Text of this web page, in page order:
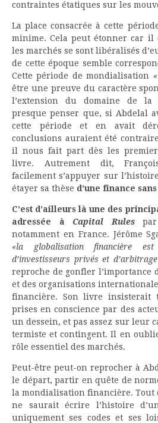
contraintes étatiques sur les
La place consacrée à cette
minime. Cela peut étonner car il
les marchés se sont libéralisés
de cette époque semble
Cette période de mondialisation
être une preuve du caractère
l’extension du domaine de
presque penser que, si Abdelal
cette période et en avait
conclusions auraient été
il nous fait part dès les
livre. Autrement dit,
facilement s’appuyer sur
étayer sa thèse d’une finance
C’est d’ailleurs là une des
adressée à Capital Rules
notamment en France. Jérôme
«la globalisation financière
d’investisseurs privés et
reproche de gonfler l’importance
et des organisations
financière. Son livre insisterait
prises en conscience par des
un dessein, et pas assez sur leur
termiste et contingent. Il en
rôle essentiel des marchés.
Peut-être peut-on reprocher à
le départ, partir en quête de
la mondialisation financière. Tout
ne saurait écrire l’histoire
uniquement ses codes et ses